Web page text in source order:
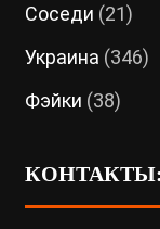
Соседи (21)
Украина (346)
Фэйки (38)
КОНТАКТЫ: